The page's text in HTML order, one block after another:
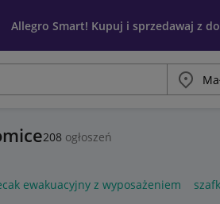
Allegro Smart! Kupuj i sprzedawaj z
Miasto
208 ogłoszeń
ewakuacyjny z wyposażeniem